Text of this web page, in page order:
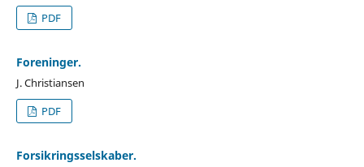
PDF
Foreninger.
J. Christiansen
PDF
Forsikringsselskaber.